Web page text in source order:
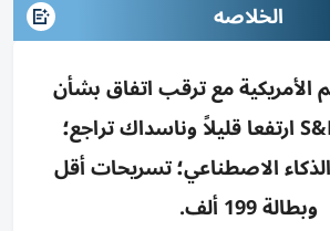
الخلاصه
الأمريكية مع ترقب اتفاق بشأن
هرمز؛ داو وS&P ارتفعا قليلاً وناسداك تراجع؛
الاصطناعي؛ تسريحات أقل
وبطالة 199 ألف.